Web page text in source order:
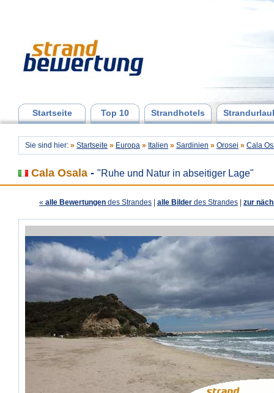
Startseite Top 10 Strandhotels
Sie sind hier: » Startseite » Europa » Italien » Sardinien » Orosei » Cala
Cala Osala - "Ruhe und Natur in abseitiger Lage"
« alle Bewertungen des Strandes alle Bilder des Strandes zur